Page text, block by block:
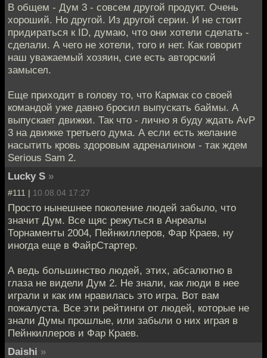
В общем - Дум 3 - совсем другой продукт. Очень
хороший. Но другой. Из другой серии. И не стоит
придираться к ID, думаю, что они хотели сделать -
сделали. А чего не хотели, того и нет. Как говорит
наш уважаемый хозяин, сие есть авторский
замысел.
Еще приходит в голову то, что Кармак со своей
командой уже давно бросил выпускать баймы. А
выпускает движки. Так что - лично я буду ждать AvP
3 на движке третьего дума. А если есть желание
насытить кровь здоровым адреналином - так ждем
Serious Sam 2.
Lucky S »
#111 | 10.08.04 17:27
Просто нынешнее поколение людей забыло, что
значит Дум. Все щяс режуться в Анреалы
Торнаменты 2004, Пейнкиллеров, Фар Краев, ну
иногда еще в ФайрСтартер.
А ведь большинство людей, этих, абсалютно в
глаза не видели Дум 2. Не знали, как люди в нее
играли и как им нравилась это игра. Вот вам
пожалуста. Все эти рейтинги от людей, которые не
знали Думы прошлые, или забыли о них играя в
Пейнкиллеров и Фар Краев.
Daishi »